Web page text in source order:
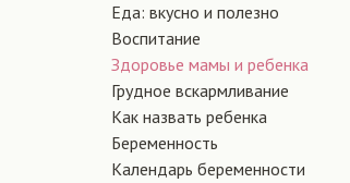
Еда: вкусно и полезно
Воспитание
Здоровье мамы и ребенка
Грудное вскармливание
Как назвать ребенка
Беременность
Календарь беременности